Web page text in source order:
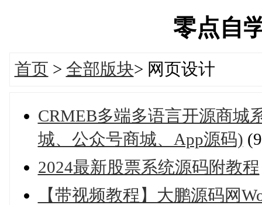
零点自
首页 > 全部版块> 网页设计
CRMEB多端多语言开源商城
城、公众号商城、App源码)
2024最新股票系统源码附教程
【带视频教程】大鹏源码网